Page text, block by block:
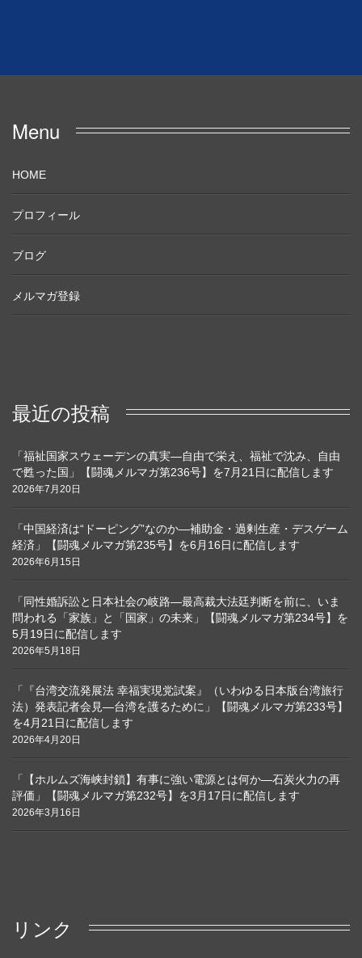
Menu
HOME
プロフィール
ブログ
メルマガ登録
最近の投稿
「福祉国家スウェーデンの真実―自由で栄え、福祉で沈み、自由
で甦った国」【闘魂メルマガ第236号】を7月21日に配信します
2026年7月20日
「中国経済は“ドーピング”なのか―補助金・過剰生産・デスゲーム
経済」【闘魂メルマガ第235号】を6月16日に配信します
2026年6月15日
「同性婚訴訟と日本社会の岐路―最高裁大法廷判断を前に、いま
問われる「家族」と「国家」の未来」【闘魂メルマガ第234号】を
5月19日に配信します
2026年5月18日
「『台湾交流発展法 幸福実現党試案』（いわゆる日本版台湾旅行
法）発表記者会見―台湾を護るために」【闘魂メルマガ第233号】
を4月21日に配信します
2026年4月20日
「【ホルムズ海峡封鎖】有事に強い電源とは何か―石炭火力の再
評価」【闘魂メルマガ第232号】を3月17日に配信します
2026年3月16日
リンク